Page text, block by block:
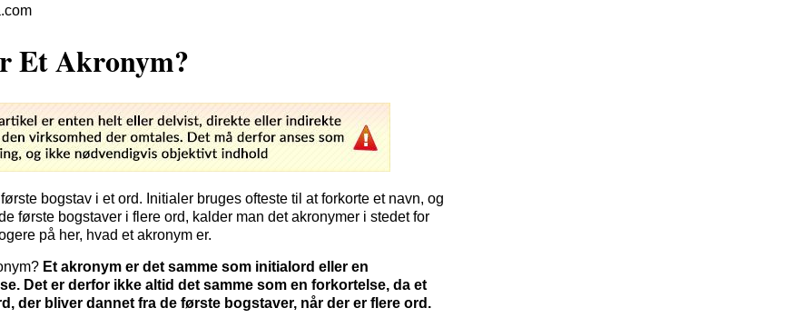
Et Akronym?
bogstav i et ord. Initialer bruges ofteste til at forkorte et navn, og
første bogstaver i flere ord, kalder man det akronymer i stedet for
på her, hvad et akronym er.
Et akronym er det samme som initialord eller en
Det er derfor ikke altid det samme som en forkortelse, da et
der bliver dannet fra de første bogstaver, når der er flere ord.